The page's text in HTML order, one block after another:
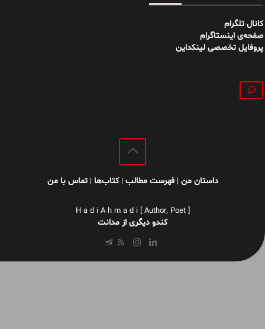
کانال تلگرام
صفحه‌ی اینستاگرام
پروفایل تخصصی لینکداین
جستجو
داستان من |فهرست مطالب |کتاب‌ها |تماس با من
H a d i A h m a d i [ Author, Poet ]
کندو دیگری از مدانت